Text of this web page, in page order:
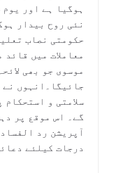
ہوگیا ہے اور
نئی روح بیدار
حکومتی نصاب
معاملات میں
موسوی جو بھی
جائیگا۔انہوں
سلامتی و
گے۔ اس موقع پر
آپریشن رد
درجات کیلئے